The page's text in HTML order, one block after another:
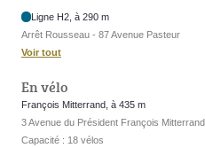
Ligne H2, à 290 m
Arrêt Rousseau - 87 Avenue Pasteur
Voir tout
En vélo
François Mitterrand, à 435 m
3 Avenue du Président François Mitterrand
Capacité : 18 vélos